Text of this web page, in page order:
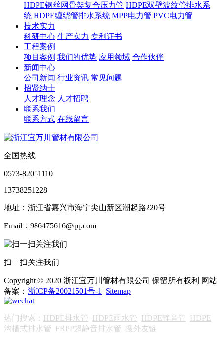
HDPE钢丝网骨架复合压力管 HDPE双壁波纹管排水系
统 HDPE缠绕管排水系统 MPP电力管 PVC电力管
技术实力
科研中心 生产实力 专利证书
工程案例
项目案例 我们的优势 应用领域 合作伙伴
新闻中心
公司新闻 行业资讯 常见问题
招贤纳士
人才理念 人才招聘
联系我们
联系方式 在线留言
全国热线
0573-82051110
13738251228
地址：浙江省嘉兴市海宁尖山新区潮起路220号
Email：986475616@qq.com
扫一扫关注我们
Copyright © 2020 浙江宜万川管材有限公司 保留所有权利 网站
备案： 浙ICP备20021501号-1 Sitemap
热门搜索： HDPE排水管 HDPE雨水管 HDPE静音管 HDPE
沟槽式排水管 FRPP超静音排水管 搜外友链